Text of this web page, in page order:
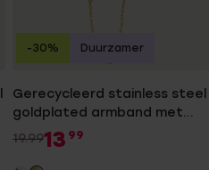
Gerecycleerd stainless steel
goldplated armband met
groene kralen
19.9913 99
-30% Duurzamer